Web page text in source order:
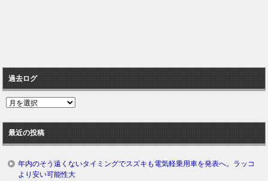
過去ログ
過
ロ
グ
最近の投稿
年内のそう遠くないタイミングでスズキも電気軽乗用車を発表へ。ラッコ
より安い可能性大